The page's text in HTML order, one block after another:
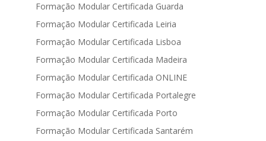
Formação Modular Certificada Guarda
Formação Modular Certificada Leiria
Formação Modular Certificada Lisboa
Formação Modular Certificada Madeira
Formação Modular Certificada ONLINE
Formação Modular Certificada Portalegre
Formação Modular Certificada Porto
Formação Modular Certificada Santarém